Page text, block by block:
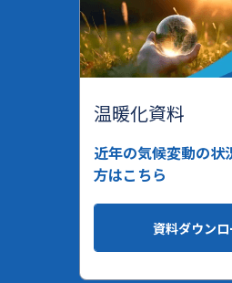
温暖化資料
近年の気候変動の状
方はこちら
資料ダウンロ